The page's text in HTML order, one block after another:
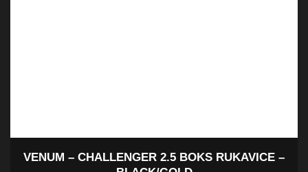
NAJPRODAVANIJE